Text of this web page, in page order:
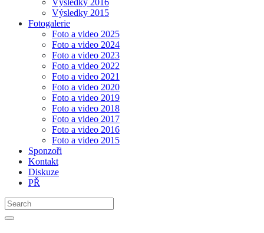
Výsledky 2016
Výsledky 2015
Fotogalerie
Foto a video 2025
Foto a video 2024
Foto a video 2023
Foto a video 2022
Foto a video 2021
Foto a video 2020
Foto a video 2019
Foto a video 2018
Foto a video 2017
Foto a video 2016
Foto a video 2015
Sponzoři
Kontakt
Diskuze
PŘ